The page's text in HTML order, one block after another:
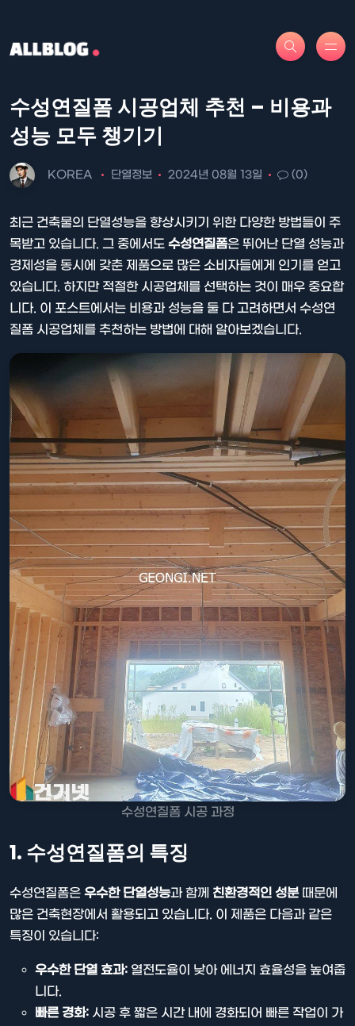
수성연질폼 시공업체 추천 – 비용과
성능 모두 챙기기
KOREA 단열정보 2024년 08월 13일 (0)
최근 건축물의 단열성능을 향상시키기 위한 다양한 방법들이 주
목받고 있습니다. 그 중에서도 수성연질폼은 뛰어난 단열 성능과
경제성을 동시에 갖춘 제품으로 많은 소비자들에게 인기를 얻고
있습니다. 하지만 적절한 시공업체를 선택하는 것이 매우 중요합
니다. 이 포스트에서는 비용과 성능을 둘 다 고려하면서 수성연
질폼 시공업체를 추천하는 방법에 대해 알아보겠습니다.
수성연질폼 시공 과정
1. 수성연질폼의 특징
수성연질폼은 우수한 단열성능과 함께 친환경적인 성분때문에
많은 건축현장에서 활용되고 있습니다. 이 제품은 다음과 같은
특징이 있습니다:
우수한 단열 효과: 열전도율이 낮아 에너지 효율성을 높여줍
니다.
빠른 경화: 시공 후 짧은 시간 내에 경화되어 빠른 작업이 가